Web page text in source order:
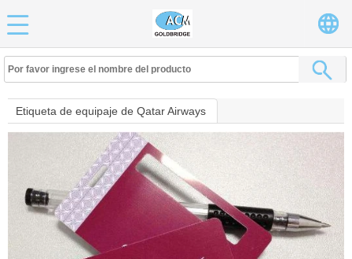
Etiqueta de equipaje de Qatar Airways